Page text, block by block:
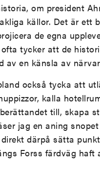
om president
källor. Det är ett
de egna
tycker att de
av en känsla av
också tycka att
kalla
till, skapa
jag en aning
därpå sätta
Forss färdväg